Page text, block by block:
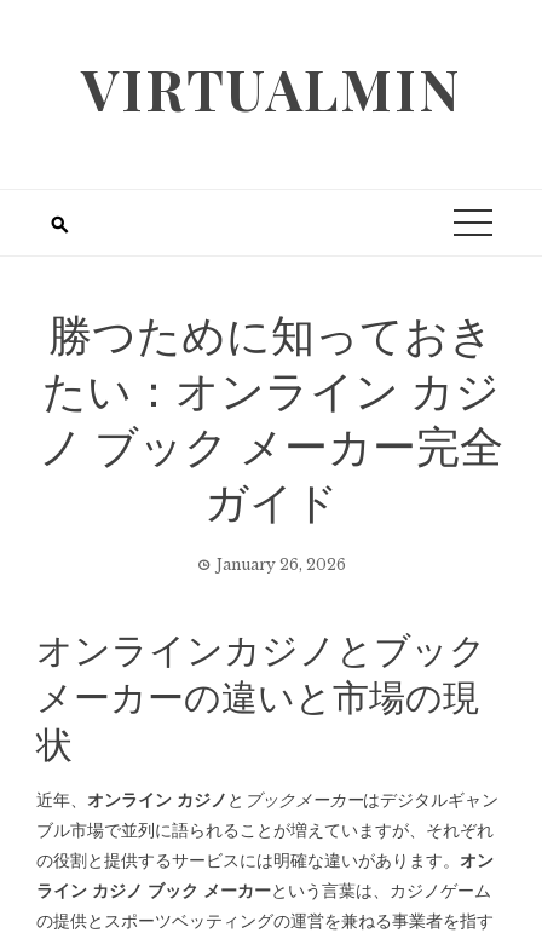
VIRTUALMIN
勝つために知っておき
たい：オンライン カジ
ノ ブック メーカー完全
ガイド
January 26, 2026
オンラインカジノとブック
メーカーの違いと市場の現
状
近年、 オンライン カジノ と ブックメーカーはデジタルギャン
ブル市場で並列に語られることが増えていますが、それぞれ
の役割と提供するサービスには明確な違いがあります。 オン
ライン カジノ ブック メーカーという言葉は、カジノゲーム
の提供とスポーツベッティングの運営を兼ねる事業者を指す